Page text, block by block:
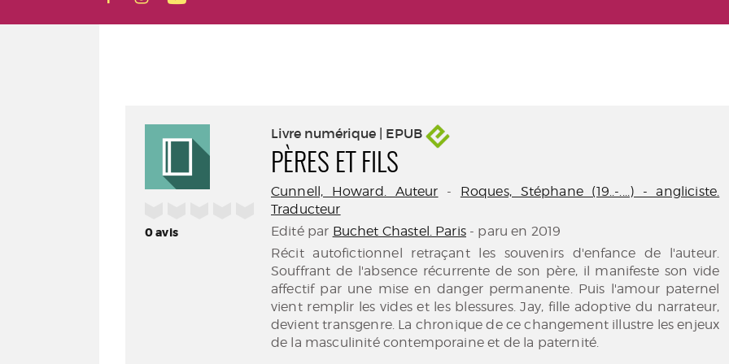
0avis
Livre numérique | EPUB
PÈRES ET FILS
Cunnell, Howard. Auteur - Roques, Stéphane (19..-....) - angliciste.
Traducteur
Edité par Buchet Chastel. Paris- paru en 2019
Récit autofictionnel retraçant les souvenirs d'enfance de l'auteur.
Souffrant de l'absence récurrente de son père, il manifeste son vide
affectif par une mise en danger permanente. Puis l'amour paternel
vient remplir les vides et les blessures. Jay, fille adoptive du narrateur,
devient transgenre. La chronique de ce changement illustre les enjeux
de la masculinité contemporaine et de la paternité.